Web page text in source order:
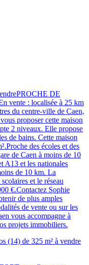
DE
vente : localisée à 25 km
du centre-ville de Caen,
proposer cette maison
2 niveaux. Elle propose
de bains. Cette maison
des écoles et des
de Caen à moins de 10
A13 et les nationales
de 10 km. La
et le réseau
€.Contactez Sophie
de plus amples
de vente ou sur les
vous accompagne à
projets immobiliers.